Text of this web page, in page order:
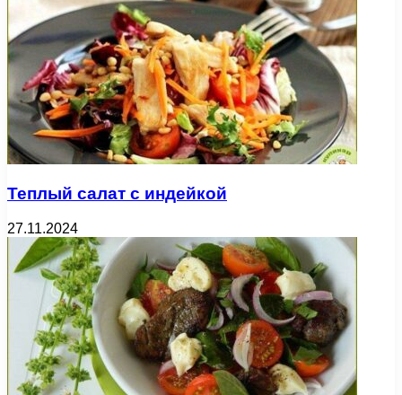
Теплый салат с индейкой
27.11.2024